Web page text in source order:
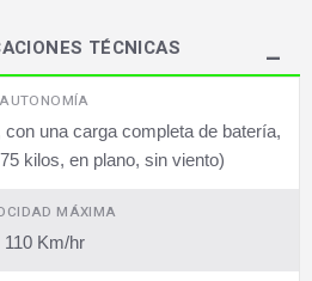
TÉCNICAS
AUTONOMÍA
una carga completa de batería,
kilos, en plano, sin viento)
MÁXIMA
110 Km/hr